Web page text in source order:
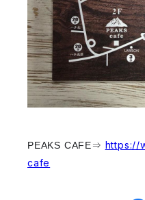
PEAKS CAFE⇒ https://
cafe